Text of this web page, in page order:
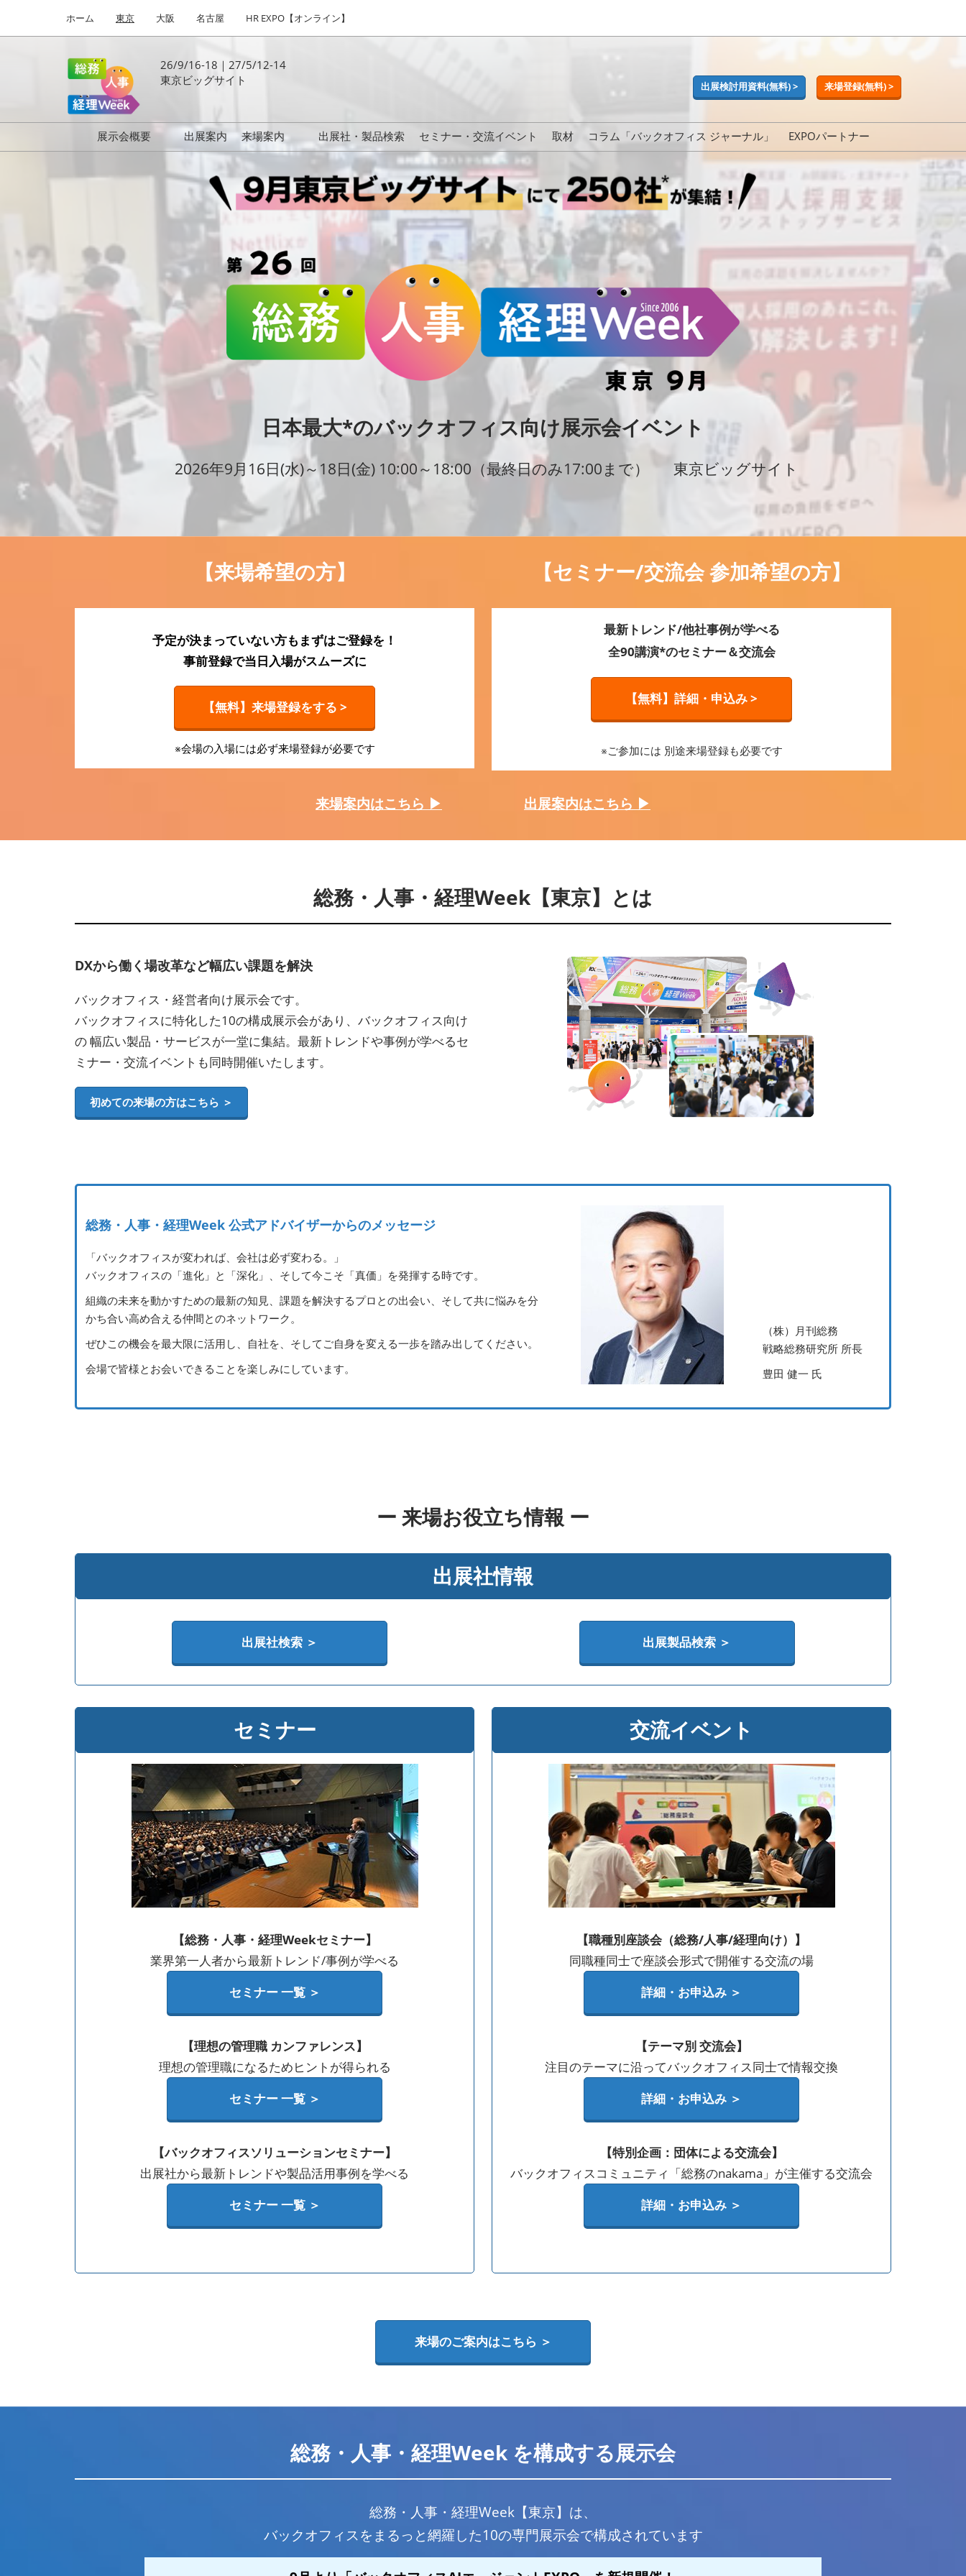
キ
プ
し
て
進
to
ホーム 東京 大阪 名古屋 HR EXPO【オンライン】
26/9/16-18｜27/5/12-14
東京ビッグサイト
出展検討用資料(無料) > 来場登録(無料) >
展示会概要
福利厚生 EXPO
会計・財務 EXPO
総務サービス EXPO
オフィス防災 EXPO
法務・コンプライアンス
ワークプレイス改革EXPO
【9月より】バックオフィス
AIエージェント EXPO
【9月】展示会概要
出展案内
来場案内
はじめての来場の方へ
出展社・製品検索 セミナー・交流イベント 取材 コラム「バックオフィス ジャーナル」 EXPOパートナー
日
最
大
*
の
バ
ッ
オ
け
示
会
イ
ベ
ン
ト
総
務・
人
事・
経
【東
京】
日本最大*のバックオフィス向け展示会イベント
2026年9月16日(水)～18日(金) 10:00～18:00（最終日のみ17:00まで） 東京ビッグサイト
【来場希望の方】
予定が決まっていない方もまずはご登録を！
事前登録で当日入場がスムーズに
【無料】来場登録をする >
※会場の入場には必ず来場登録が必要です
【セミナー/交流会 参加希望の方】
最新トレンド/他社事例が学べる
全90講演*のセミナー＆交流会
【無料】詳細・申込み >
※ご参加には 別途来場登録も必要です
来場案内はこちら ▶ 出展案内はこちら ▶
総務・人事・経理Week【東京】とは
DXから働く場改革など幅広い課題を解決
バックオフィス・経営者向け展示会です。
バックオフィスに特化した10の構成展示会があり、バックオフィス向け
の 幅広い製品・サービスが一堂に集結。最新トレンドや事例が学べるセ
ミナー・交流イベントも同時開催いたします。
初めての来場の方はこちら ＞
総務・人事・経理Week 公式アドバイザーからのメッセージ
「バックオフィスが変われば、会社は必ず変わる。」
バックオフィスの「進化」と「深化」、そして今こそ「真価」を発揮する時です。
組織の未来を動かすための最新の知見、課題を解決するプロとの出会い、そして共に悩みを分
かち合い高め合える仲間とのネットワーク。
ぜひこの機会を最大限に活用し、自社を、そしてご自身を変える一歩を踏み出してください。
会場で皆様とお会いできることを楽しみにしています。
（株）月刊総務
戦略総務研究所 所長
豊田 健一 氏
ー 来場お役立ち情報 ー
出展社情報
出展社検索 ＞ 出展製品検索 ＞
セミナー
【総務・人事・経理Weekセミナー】
業界第一人者から最新トレンド/事例が学べる
セミナー 一覧 ＞
【理想の管理職 カンファレンス】
理想の管理職になるためヒントが得られる
セミナー 一覧 ＞
【バックオフィスソリューションセミナー】
出展社から最新トレンドや製品活用事例を学べる
セミナー 一覧 ＞
交流イベント
【職種別座談会（総務/人事/経理向け）】
同職種同士で座談会形式で開催する交流の場
詳細・お申込み ＞
【テーマ別 交流会】
注目のテーマに沿ってバックオフィス同士で情報交換
詳細・お申込み ＞
【特別企画：団体による交流会】
バックオフィスコミュニティ「総務のnakama」が主催する交流会
詳細・お申込み ＞
来場のご案内はこちら ＞
総務・人事・経理Week を構成する展示会
総務・人事・経理Week【東京】は、
バックオフィスをまるっと網羅した10の専門展示会で構成されています